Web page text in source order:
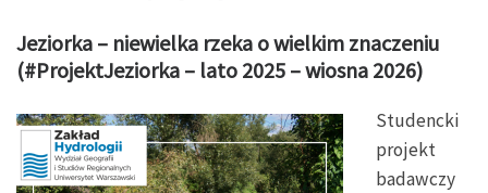
Jeziorka – niewielka rzeka o wielkim znaczeniu
(#ProjektJeziorka – lato 2025 – wiosna 2026)
Studencki
projekt
badawczy